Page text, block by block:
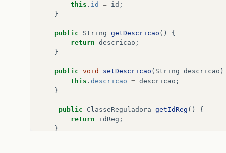
this . id = id ;
}
public String getDescricao ()
{
return descricao ;
}
public void setDescricao ( String descricao )
this . descricao = descricao ;
}
public ClasseReguladora getIdReg ()
{
return
idReg ;
}